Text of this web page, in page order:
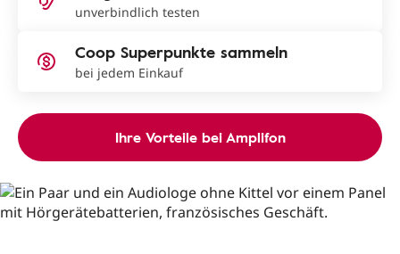
unverbindlich testen
Coop Superpunkte sammeln
bei jedem Einkauf
Ihre Vorteile bei Amplifon